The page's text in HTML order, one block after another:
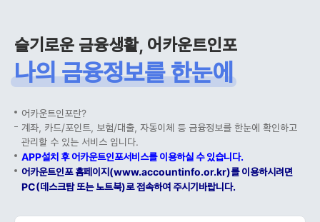
슬기로운 금융생활, 어카운트인포
나의 금융정보를 한눈에
어카운트인포란?
계좌, 카드/포인트, 보험/대출, 자동이체 등 금융정보를 한눈에 확인하고
관리할 수 있는 서비스 입니다.
APP설치 후 어카운트인포서비스를 이용하실 수 있습니다.
어카운트인포 홈페이지(www.accountinfo.or.kr)를 이용하시려면
PC(데스크탑 또는 노트북)로 접속하여 주시기바랍니다.